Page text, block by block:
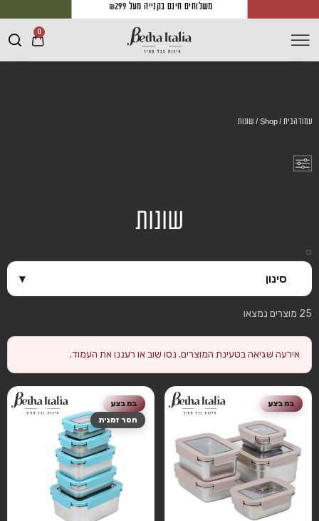
משלוחים חינם בקנייה מעל ₪299
0
עמוד הבית/
Shop / שונות
שונות
a
סינון ▾
25 מוצרים נמצאו
אירעה שגיאה בטעינת המוצרים. נסו שוב או רעננו את העמוד.
במבצע
במבצע
חסר זמנית